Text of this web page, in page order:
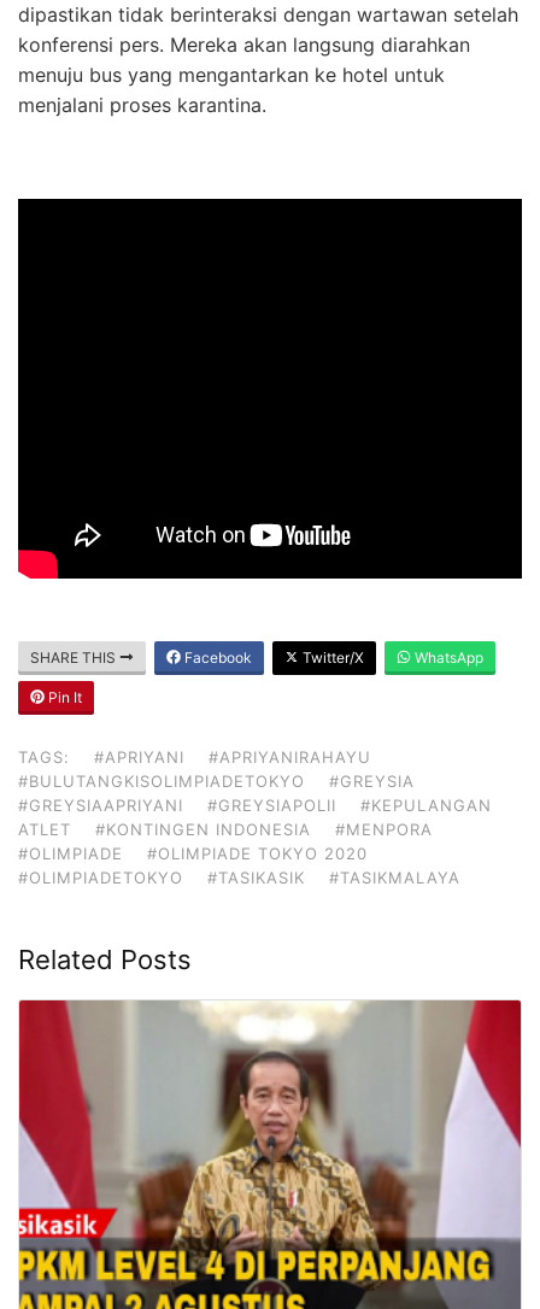
dipastikan tidak berinteraksi dengan wartawan setelah
konferensi pers. Mereka akan langsung diarahkan
menuju bus yang mengantarkan ke hotel untuk
menjalani proses karantina.
SHARE THIS Facebook Twitter/X WhatsApp
Pin It
TAGS: #APRIYANI
#APRIYANIRAHAYU
#BULUTANGKISOLIMPIADETOKYO
#GREYSIA
#GREYSIAAPRIYANI
#GREYSIAPOLII
#KEPULANGAN
ATLET
#KONTINGEN INDONESIA
#MENPORA
#OLIMPIADE
#OLIMPIADE TOKYO 2020
#OLIMPIADETOKYO
#TASIKASIK #TASIKMALAYA
Related Posts